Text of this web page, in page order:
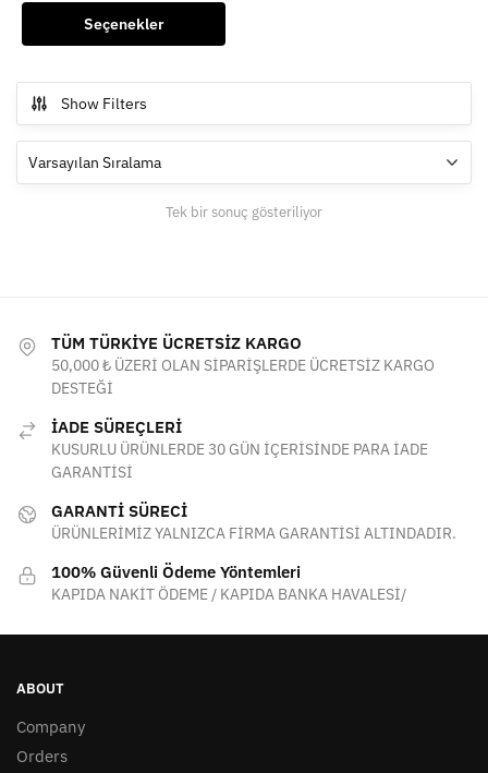
Seçenekler
ürünün
fazla
varyasyonu
var.
Seçenekler
Show Filters
Tek bir sonuç gösteriliyor
TÜM TÜRKİYE ÜCRETSİZ KARGO
50,000 ₺ ÜZERİ OLAN SİPARİŞLERDE ÜCRETSİZ KARGO
DESTEĞİ
İADE SÜREÇLERİ
KUSURLU ÜRÜNLERDE 30 GÜN İÇERİSİNDE PARA İADE
GARANTİSİ
GARANTİ SÜRECİ
ÜRÜNLERİMİZ YALNIZCA FİRMA GARANTİSİ ALTINDADIR.
100% Güvenli Ödeme Yöntemleri
KAPIDA NAKİT ÖDEME / KAPIDA BANKA HAVALESİ/
ABOUT
Company
Orders